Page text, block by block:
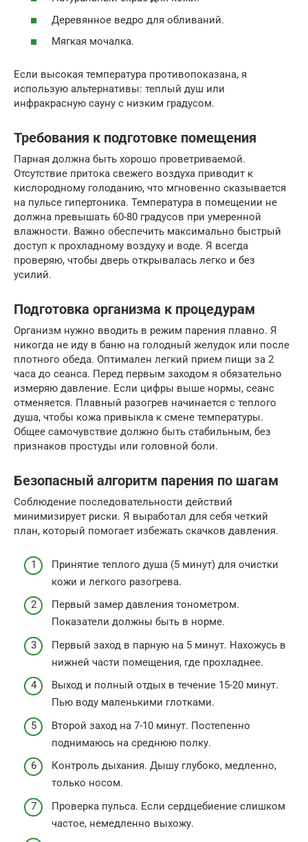
Деревянное ведро для обливаний.
Мягкая мочалка.
Если высокая температура противопоказана, я
использую альтернативы: теплый душ или
инфракрасную сауну с низким градусом.
Требования к подготовке помещения
Парная должна быть хорошо проветриваемой.
Отсутствие притока свежего воздуха приводит к
кислородному голоданию, что мгновенно сказывается
на пульсе гипертоника. Температура в помещении не
должна превышать 60-80 градусов при умеренной
влажности. Важно обеспечить максимально быстрый
доступ к прохладному воздуху и воде. Я всегда
проверяю, чтобы дверь открывалась легко и без
усилий.
Подготовка организма к процедурам
Организм нужно вводить в режим парения плавно. Я
никогда не иду в баню на голодный желудок или после
плотного обеда. Оптимален легкий прием пищи за 2
часа до сеанса. Перед первым заходом я обязательно
измеряю давление. Если цифры выше нормы, сеанс
отменяется. Плавный разогрев начинается с теплого
душа, чтобы кожа привыкла к смене температуры.
Общее самочувствие должно быть стабильным, без
признаков простуды или головной боли.
Безопасный алгоритм парения по шагам
Соблюдение последовательности действий
минимизирует риски. Я выработал для себя четкий
план, который помогает избежать скачков давления.
Принятие теплого душа (5 минут) для очистки
кожи и легкого разогрева.
Первый замер давления тонометром.
Показатели должны быть в норме.
Первый заход в парную на 5 минут. Нахожусь в
нижней части помещения, где прохладнее.
Выход и полный отдых в течение 15-20 минут.
Пью воду маленькими глотками.
Второй заход на 7-10 минут. Постепенно
поднимаюсь на среднюю полку.
Контроль дыхания. Дышу глубоко, медленно,
только носом.
Проверка пульса. Если сердцебиение слишком
частое, немедленно выхожу.